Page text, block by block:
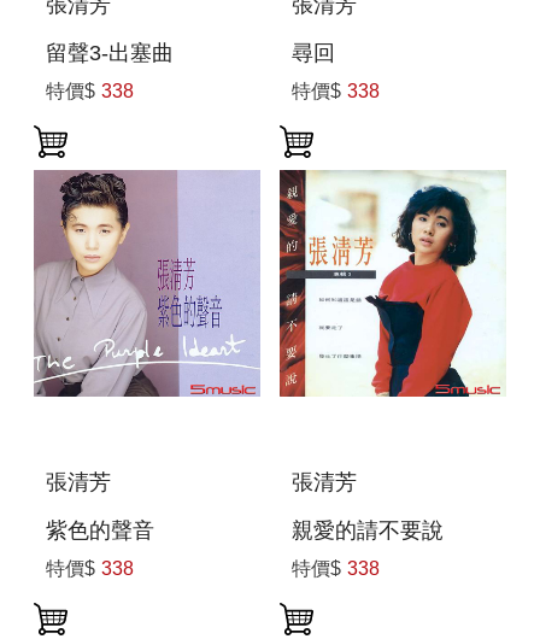
張清芳
留聲3-出塞曲
特價$ 338
張清芳
尋回
特價$ 338
張清芳
紫色的聲音
特價$ 338
張清芳
親愛的請不要說
特價$ 338